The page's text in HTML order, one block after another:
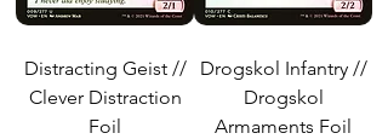
Distracting Geist //
Clever Distraction
Foil
Drogskol Infantry //
Drogskol
Armaments Foil